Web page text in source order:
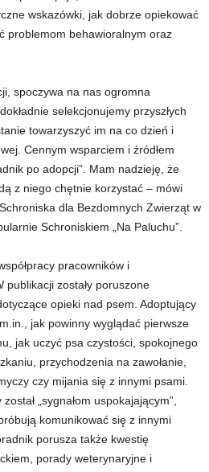
wskazówki, jak dobrze opiekować
problemom behawioralnym oraz
spoczywa na nas ogromna
selekcjonujemy przyszłych
towarzyszyć im na co dzień i
Cennym wsparciem i źródłem
po adopcji”. Mam nadzieję, że
z niego chętnie korzystać – mówi
dla Bezdomnych Zwierząt w
Schroniskiem „Na Paluchu”.
pracowników i
publikacji zostały poruszone
opieki nad psem. Adoptujący
jak powinny wyglądać pierwsze
jak uczyć psa czystości, spokojnego
przychodzenia na zawołanie,
czy mijania się z innymi psami.
„sygnałom uspokajającym”,
komunikować się z innymi
porusza także kwestię
porady weterynaryjne i